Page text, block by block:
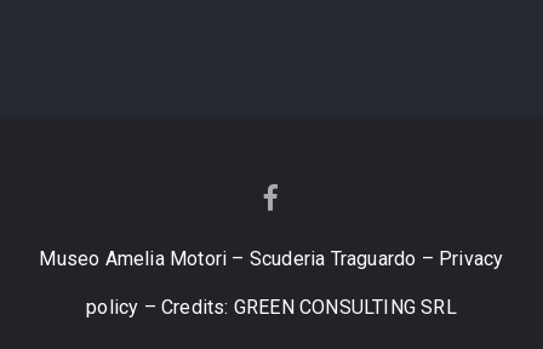
Museo Amelia Motori – Scuderia Traguardo – Privacy
policy – Credits: GREEN CONSULTING SRL